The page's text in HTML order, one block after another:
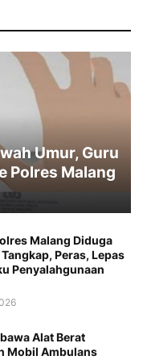
Umur, Guru
Polres Malang
Malang Diduga
Peras, Lepas
Penyalahgunaan
Alat Berat
Mobil Ambulans